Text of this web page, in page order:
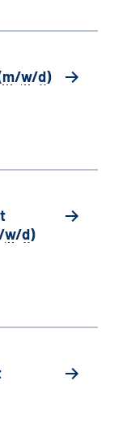
m/w/d)
w/d)